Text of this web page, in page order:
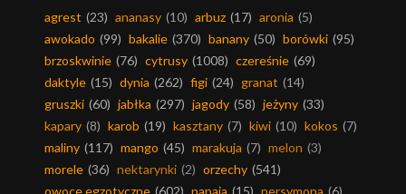
agrest (23) ananasy (10) arbuz (17) aronia (5)
awokado (99) bakalie (370) banany (50) borówki (95)
brzoskwinie (76) cytrusy (1008) czereśnie (69)
daktyle (15) dynia (262) figi (24) granat (14)
gruszki (60) jabłka (297) jagody (58) jeżyny (33)
kapary (8) karob (19) kasztany (7) kiwi (10) kokos (7)
maliny (117) mango (45) marakuja (7) melon (3)
morele (36) nektarynki (2) orzechy (541)
owoce egzotyczne (602) papaja (15) persymona (6)